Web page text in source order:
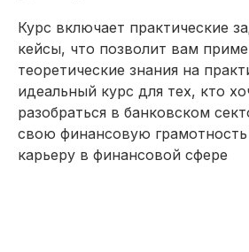
Курс включает практические
кейсы, что позволит вам
теоретические знания на
идеальный курс для тех, кто
разобраться в банковском
свою финансовую грамотность
карьеру в финансовой сфере